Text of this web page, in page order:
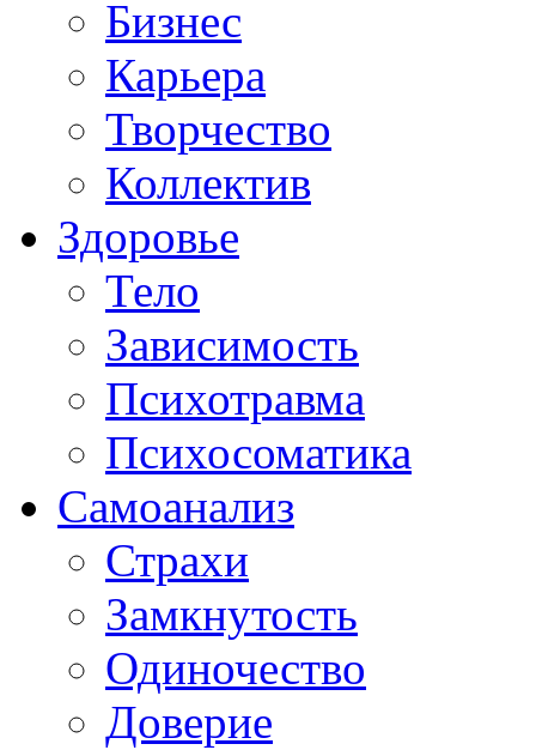
Бизнес
Карьера
Творчество
Коллектив
Здоровье
Тело
Зависимость
Психотравма
Психосоматика
Самоанализ
Страхи
Замкнутость
Одиночество
Доверие